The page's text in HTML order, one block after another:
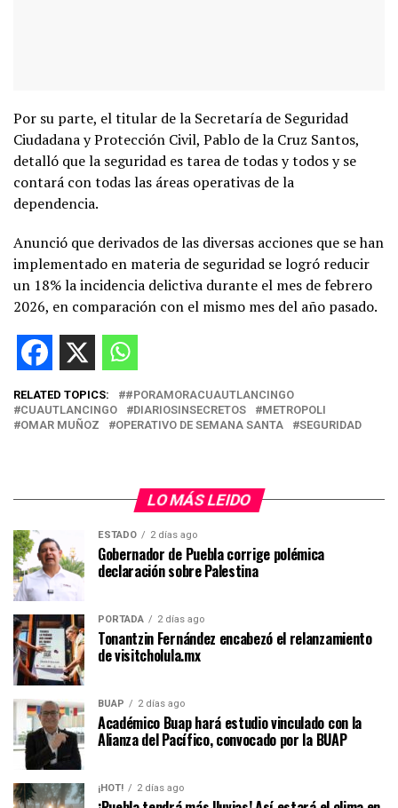
Por su parte, el titular de la Secretaría de Seguridad
Ciudadana y Protección Civil, Pablo de la Cruz Santos,
detalló que la seguridad es tarea de todas y todos y se
contará con todas las áreas operativas de la
dependencia.
Anunció que derivados de las diversas acciones que se han
implementado en materia de seguridad se logró reducir
un 18% la incidencia delictiva durante el mes de febrero
2026, en comparación con el mismo mes del año pasado.
RELATED TOPICS:
#PORAMORACUAUTLANCINGO
CUAUTLANCINGO
DIARIOSINSECRETOS
METROPOLI
OMAR MUÑOZ
OPERATIVO DE SEMANA SANTA SEGURIDAD
LO MÁS LEIDO
ESTADO 2 días ago
Gobernador de Puebla corrige polémica
declaración sobre Palestina
PORTADA 2 días ago
Tonantzin Fernández encabezó el relanzamiento
de visitcholula.mx
BUAP 2 días ago
Académico Buap hará estudio vinculado con la
Alianza del Pacífico, convocado por la BUAP
¡HOT! 2 días ago